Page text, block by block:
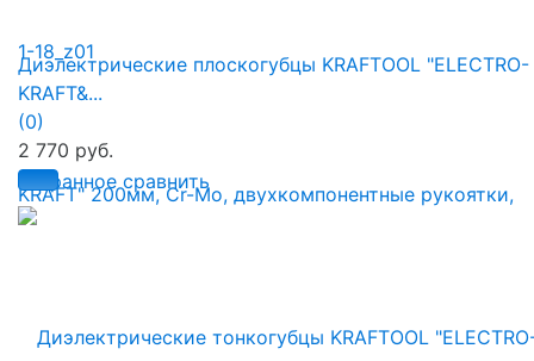
избранное сравнить
Диэлектрические плоскогубцы KRAFTOOL "ELECTRO-
KRAFT&...
(0)
2 770 руб.